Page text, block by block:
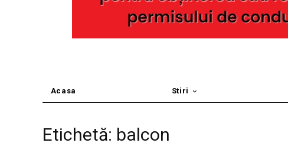
Acasa Stiri
Etichetă: balcon